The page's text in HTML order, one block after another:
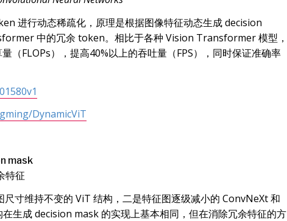
进行动态稀疏化，原理是根据图像特征动态生成 decision
中的冗余 token。相比于各种 Vision Transformer 模型，
（FLOPs），提高40%以上的吞吐量（FPS），同时保证准确率
DynamicViT
mask
特征
寸维持不变的 ViT 结构，二是特征图逐级减小的 ConvNeXt 和
生成 decision mask 的实现上基本相同，但在消除冗余特征的方